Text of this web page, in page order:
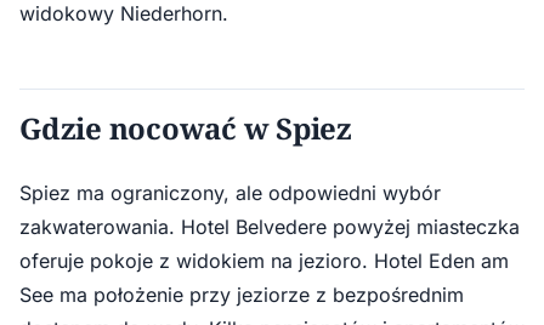
widokowy Niederhorn.
Gdzie nocować w Spiez
Spiez ma ograniczony, ale odpowiedni wybór
zakwaterowania. Hotel Belvedere powyżej miasteczka
oferuje pokoje z widokiem na jezioro. Hotel Eden am
See ma położenie przy jeziorze z bezpośrednim